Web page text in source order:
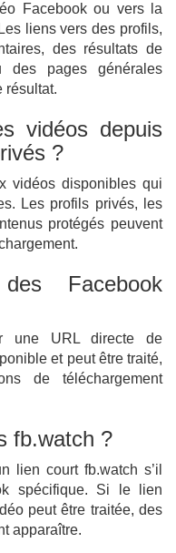
Facebook ou vers la
liens vers des profils,
des résultats de
des pages générales
résultat.
vidéos depuis
?
vidéos disponibles qui
Les profils privés, les
protégés peuvent
Facebook
une URL directe de
et peut être traité,
de téléchargement
fb.watch ?
lien court fb.watch s’il
spécifique. Si le lien
peut être traitée, des
apparaître.